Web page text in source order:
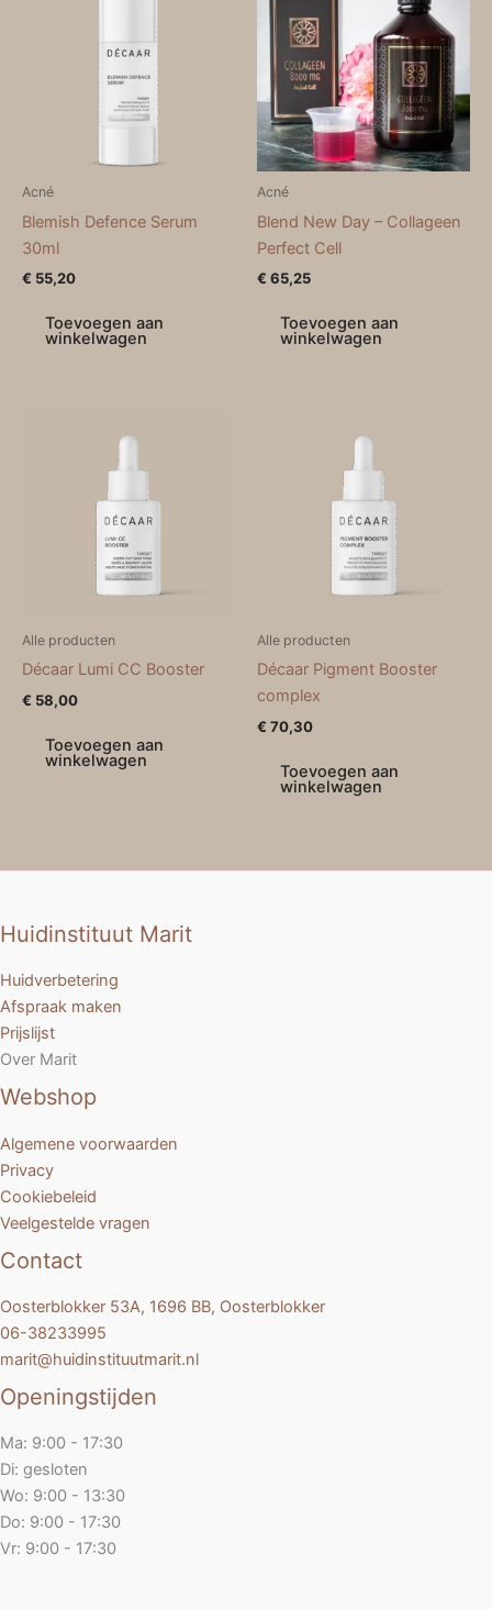
Acné
Blemish Defence Serum
30ml
€ 55,20
Toevoegen aan
winkelwagen
Acné
Blend New Day – Collageen
Perfect Cell
€ 65,25
Toevoegen aan
winkelwagen
Alle producten
Décaar Lumi CC Booster
€ 58,00
Toevoegen aan
winkelwagen
Alle producten
Décaar Pigment Booster
complex
€ 70,30
Toevoegen aan
winkelwagen
Huidinstituut Marit
Huidverbetering
Afspraak maken
Prijslijst
Over Marit
Webshop
Algemene voorwaarden
Privacy
Cookiebeleid
Veelgestelde vragen
Contact
Oosterblokker 53A, 1696 BB, Oosterblokker
06-38233995
marit@huidinstituutmarit.nl
Openingstijden
Ma: 9:00 - 17:30
Di: gesloten
Wo: 9:00 - 13:30
Do: 9:00 - 17:30
Vr: 9:00 - 17:30